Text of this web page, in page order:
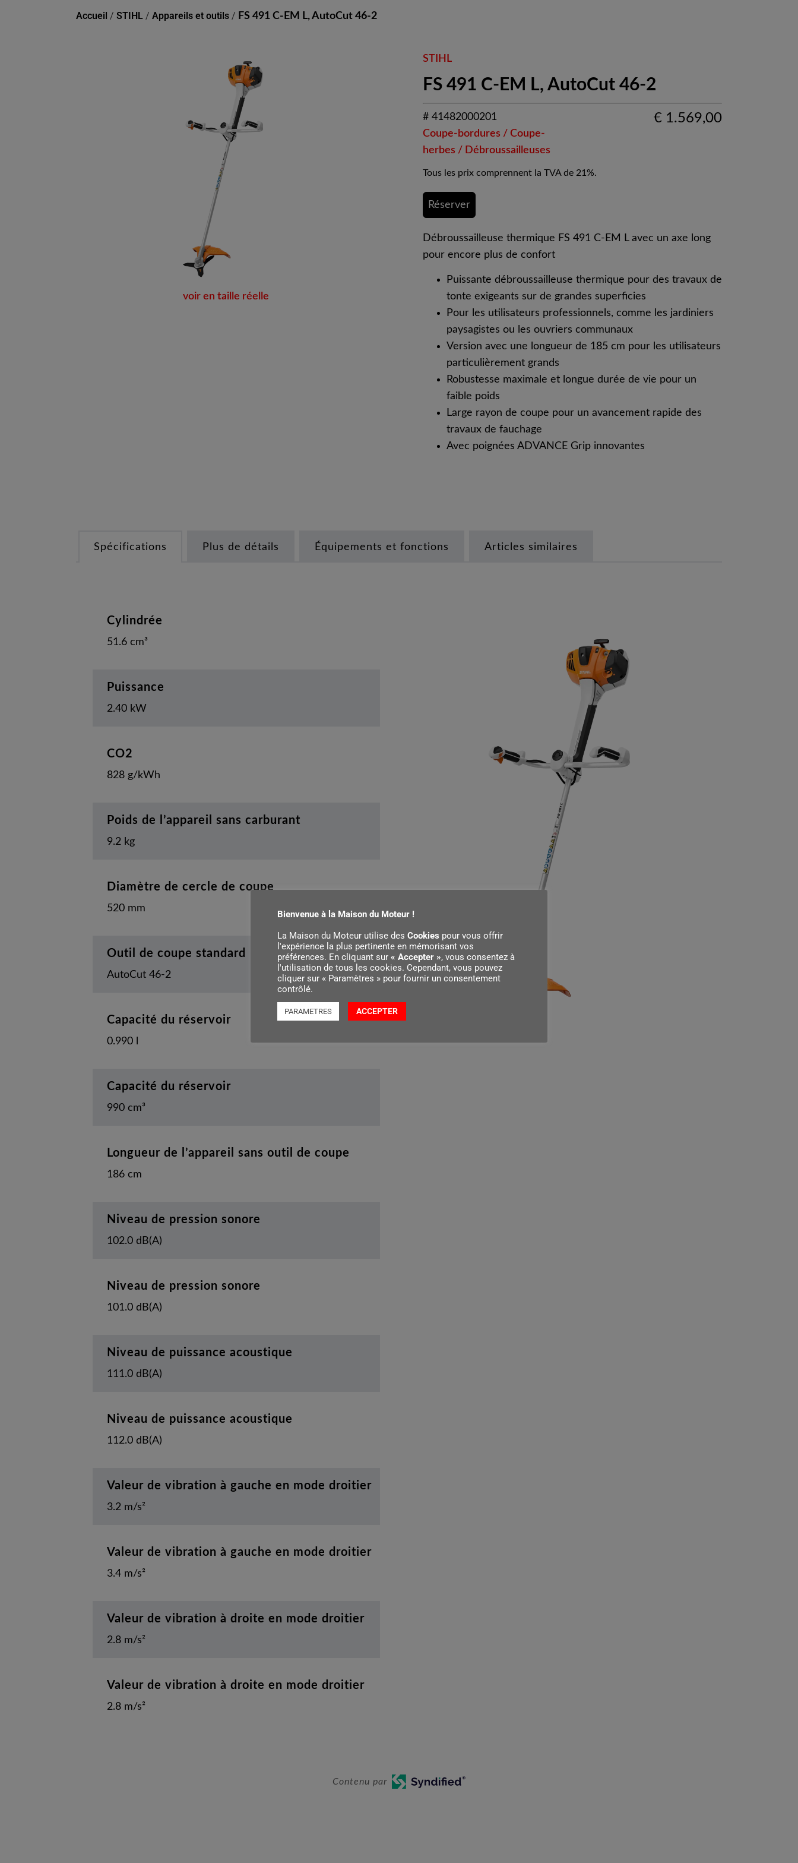
Accueil / STIHL / Appareils et outils / FS 491 C-EM L, AutoCut 46-2
voir en taille réelle
STIHL
FS 491 C-EM L, AutoCut 46-2
# 41482000201
Coupe-bordures / Coupe-
herbes / Débroussailleuses
€ 1.569,00
Tous les prix comprennent la TVA de 21%.
Réserver
Débroussailleuse thermique FS 491 C-EM L avec un axe long
pour encore plus de confort
Puissante débroussailleuse thermique pour des travaux de
tonte exigeants sur de grandes superficies
Pour les utilisateurs professionnels, comme les jardiniers
paysagistes ou les ouvriers communaux
Version avec une longueur de 185 cm pour les utilisateurs
particulièrement grands
Robustesse maximale et longue durée de vie pour un
faible poids
Large rayon de coupe pour un avancement rapide des
travaux de fauchage
Avec poignées ADVANCE Grip innovantes
Spécifications Plus de détails Équipements et fonctions Articles similaires
Cylindrée
51.6 cm³
Puissance
2.40 kW
CO2
828 g/kWh
Poids de l’appareil sans carburant
9.2 kg
Diamètre de cercle de coupe
520 mm
Outil de coupe standard
AutoCut 46-2
Capacité du réservoir
0.990 l
Capacité du réservoir
990 cm³
Longueur de l’appareil sans outil de coupe
186 cm
Niveau de pression sonore
102.0 dB(A)
Niveau de pression sonore
101.0 dB(A)
Niveau de puissance acoustique
111.0 dB(A)
Niveau de puissance acoustique
112.0 dB(A)
Valeur de vibration à gauche en mode droitier
3.2 m/s²
Valeur de vibration à gauche en mode droitier
3.4 m/s²
Valeur de vibration à droite en mode droitier
2.8 m/s²
Valeur de vibration à droite en mode droitier
2.8 m/s²
Contenu par
Bienvenue à la Maison du Moteur !
La Maison du Moteur utilise des Cookies pour vous offrir
l'expérience la plus pertinente en mémorisant vos
préférences. En cliquant sur « Accepter », vous consentez à
l'utilisation de tous les cookies. Cependant, vous pouvez
cliquer sur « Paramètres » pour fournir un consentement
contrôlé.
PARAMETRES ACCEPTER